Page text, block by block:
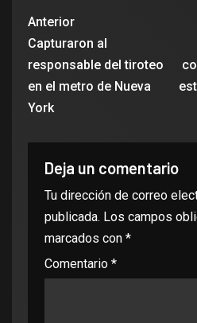
Anterior
Capturaron al
responsable del tiroteo
en el metro de Nueva
York
Deja un comentario
Tu dirección de correo
publicada. Los campos
marcados con *
Comentario *